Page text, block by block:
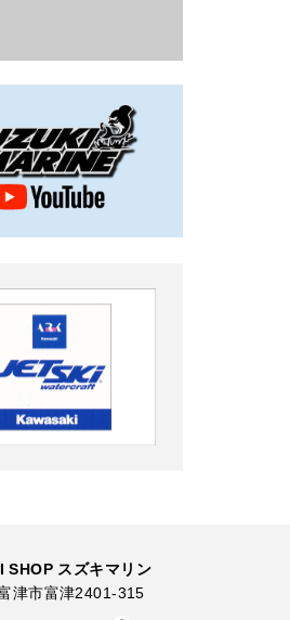
SHOP スズキマリン
津市富津2401-315